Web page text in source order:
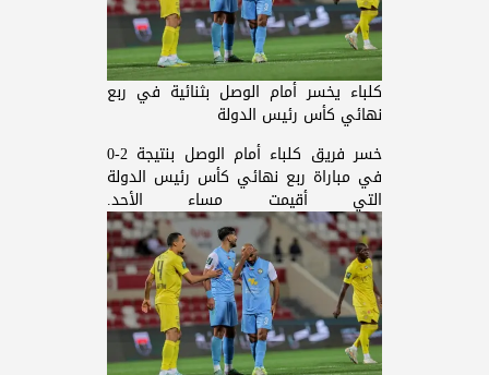
كلباء يخسر أمام الوصل بثنائية في ربع
نهائي كأس رئيس الدولة
خسر فريق كلباء أمام الوصل بنتيجة 2-0
في مباراة ربع نهائي كأس رئيس الدولة
التي أقيمت مساء الأحد.